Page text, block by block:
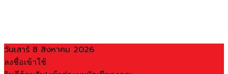
วันเสาร์ 8 สิงหาคม 2026
ลงชื่อเข้าใช้